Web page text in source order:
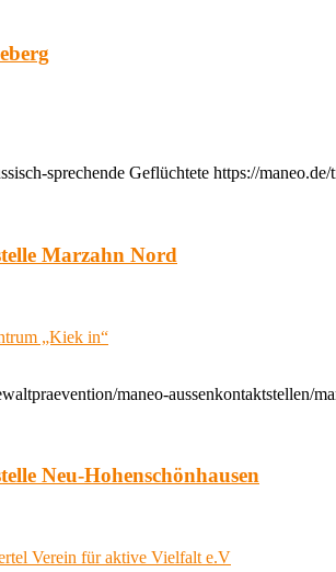
sprechende Geflüchtete https://
Marzahn Nord
„Kiek in“
maneo-aussenkontaktstellen/
Neu-Hohenschönhausen
Verein für aktive Vielfalt e.V